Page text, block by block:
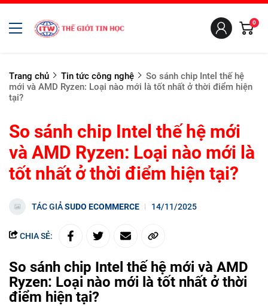
0
Trang chủ Tin tức công nghệ
So sánh chip Intel thế hệ
mới và AMD Ryzen: Loại nào mới là tốt nhất ở thời điểm hiện
tại?
So sánh chip Intel thế hệ mới
và AMD Ryzen: Loại nào mới là
tốt nhất ở thời điểm hiện tại?
TÁC GIẢSUDO ECOMMERCE 14/11/2025
CHIA SẺ:
So sánh chip Intel thế hệ mới và AMD
Ryzen: Loại nào mới là tốt nhất ở thời
điểm hiện tại?